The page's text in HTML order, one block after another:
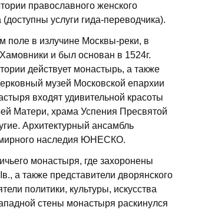
православного женского
услуги гида-переводчика).
поле в излучине Москвы-реки, в
и был основан в 1524г.
действует монастырь, а также
музей Московской епархии
входят удивительной красоты
Матери, храма Успения Пресвятой
Архитектурный ансамбль
наследия ЮНЕСКО.
монастыря, где захоронены
а также представители дворянского
политики, культуры, искусства
стены монастыря раскинулся